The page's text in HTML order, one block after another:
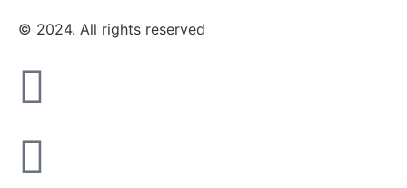
© 2024. All rights reserved